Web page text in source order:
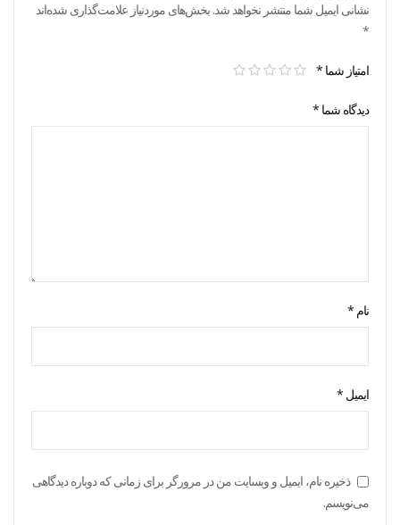
نشانی ایمیل شما منتشر نخواهد شد. بخش‌های موردنیاز علامت‌گذاری شده‌اند
*
امتیاز شما *
دیدگاه شما *
نام *
ایمیل *
ذخیره نام، ایمیل و وبسایت من در مرورگر برای زمانی که دوباره دیدگاهی
می‌نویسم.